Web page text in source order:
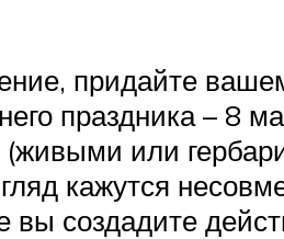
придайте
праздника – 8
или
кажутся
вы создадите